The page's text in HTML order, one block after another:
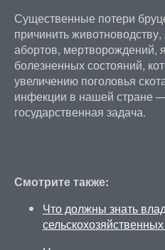
Существенные потери
причинить
абортов, мертворождений,
болезненных состояний,
увеличению поголовья
инфекции в нашей стране
государственная задача.
Смотрите также:
Что должны знать